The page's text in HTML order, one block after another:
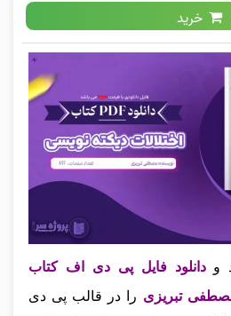
خرید
و دانلود فایل پی دی اف کتاب
مصطفی تبریزی را در قالب پی دی